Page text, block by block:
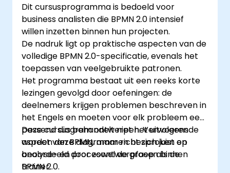
Dit cursusprogramma is bedoeld voor
business analisten die BPMN 2.0 intensief
willen inzetten binnen hun projecten.
De nadruk ligt op praktische aspecten van de
volledige BPMN 2.0-specificatie, evenals het
toepassen van veelgebruikte patronen.
Het programma bestaat uit een reeks korte
lezingen gevolgd door oefeningen: de
deelnemers krijgen problemen beschreven in
het Engels en moeten voor elk probleem een
passend diagram ontwerpen. Vervolgens
worden deze diagrammen besproken en
beoordeeld door zowel de groep als de
trainer.
Deze cursus behandelt niet het uitvoerende
aspect van BPMN, maar richt zich juist op
analyse- en procesontwerpfasen binnen
BPMN 2.0.